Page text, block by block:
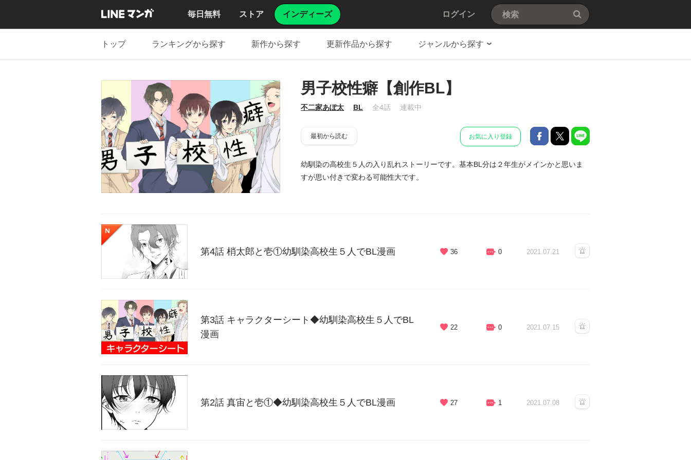
毎日無料 ストア インディーズ ログイン
トップ ランキングから探す 新作から探す 更新作品から探す ジャンルから探す
男子校性癖【創作BL】
不二家あぽ太 BL 全4話 連載中
最初から読む お気に入り登録
幼馴染の高校生５人の入り乱れストーリーです。基本BL分は２年生がメインかと思いま
すが思い付きで変わる可能性大です。
第4話 梢太郎と壱①幼馴染高校生５人でBL漫画 36 0 2021.07.21
第3話 キャラクターシート◆幼馴染高校生５人でBL
漫画
22 0 2021.07.15
第2話 真宙と壱①◆幼馴染高校生５人でBL漫画 27 1 2021.07.08